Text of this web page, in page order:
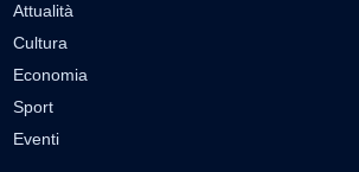
Attualità
Cultura
Economia
Sport
Eventi